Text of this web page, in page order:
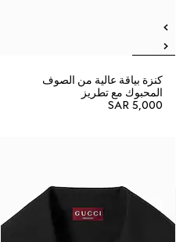
كنزة بياقة عالية من الصوف
المحبوك مع تطريز
SAR 5,000